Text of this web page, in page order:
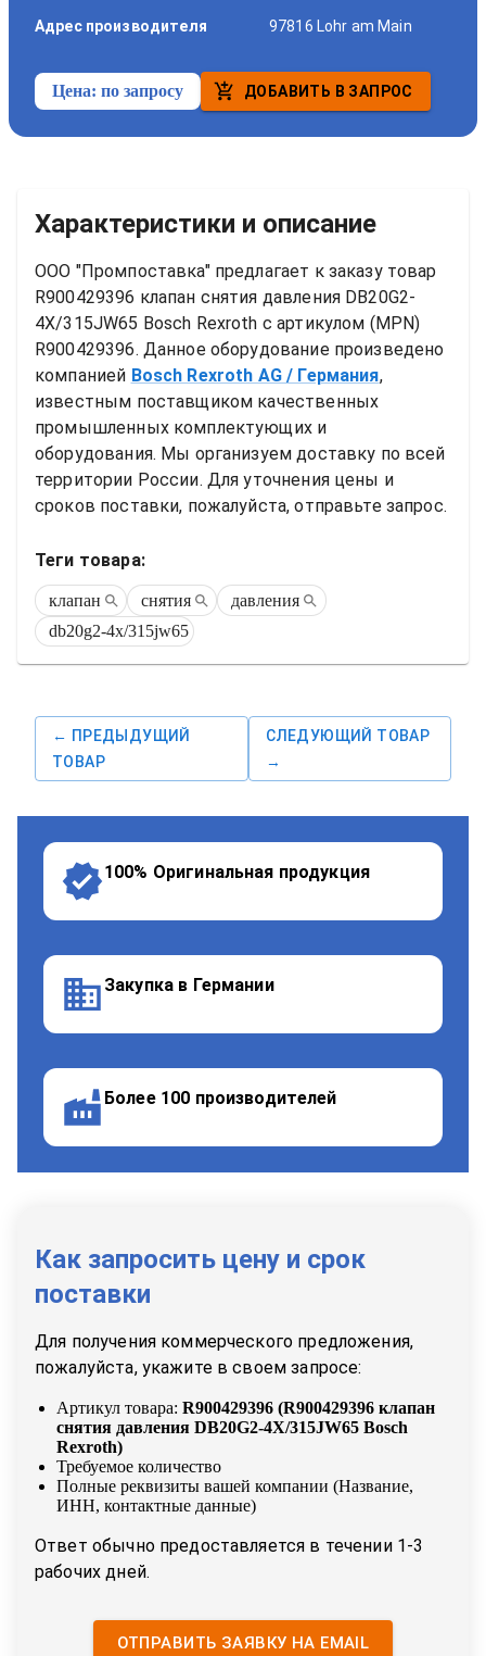
Адрес производителя 97816 Lohr am Main
Цена: по запросу ДОБАВИТЬ В ЗАПРОС
Характеристики и описание
ООО "Промпоставка" предлагает к заказу товар
R900429396 клапан снятия давления DB20G2-
4X/315JW65 Bosch Rexroth
R900429396. Данное оборудование произведено
компанией Bosch Rexroth AG / Германия,
известным поставщиком качественных
промышленных комплектующих и
оборудования. Мы организуем доставку по всей
территории России. Для уточнения цены и
сроков поставки, пожалуйста, отправьте запрос.
Теги товара:
клапан снятия
давления
db20g2-4x/315jw65
← ПРЕДЫДУЩИЙ
ТОВАР
СЛЕДУЮЩИЙ ТОВАР
→
100% Оригинальная продукция
Закупка в Германии
Более 100 производителей
Как запросить цену и срок
поставки
Для получения коммерческого предложения,
пожалуйста, укажите в своем запросе:
Артикул товара: R900429396 (R900429396 клапан
снятия давления DB20G2-4X/315JW65 Bosch
Rexroth)
Требуемое количество
Полные реквизиты вашей компании (Название,
ИНН, контактные данные)
Ответ обычно предоставляется в течении 1-3
рабочих дней.
ОТПРАВИТЬ ЗАЯВКУ НА EMAIL